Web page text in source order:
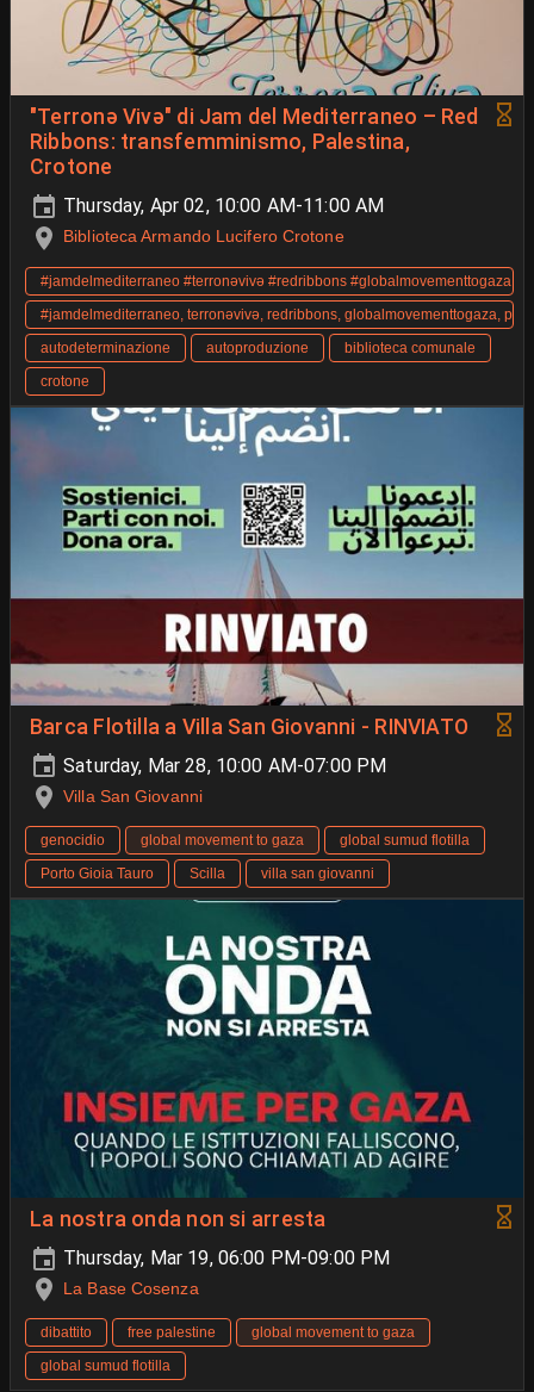
"Terronə Vivə" di Jam del Mediterraneo – Red
Ribbons: transfemminismo, Palestina,
Crotone
Thursday, Apr 02, 10:00 AM-11:00 AM
Biblioteca Armando Lucifero Crotone
#jamdelmediterraneo #terronəvivə #redribbons #globalmovementtogaza
#jamdelmediterraneo, terronəvivə, redribbons, globalmovementtogaza,
autodeterminazione
autoproduzione
biblioteca comunale
crotone
Barca Flotilla a Villa San Giovanni - RINVIATO
Saturday, Mar 28, 10:00 AM-07:00 PM
Villa San Giovanni
genocidio global movement to gaza
global sumud flotilla
Porto Gioia Tauro
Scilla villa san giovanni
La nostra onda non si arresta
Thursday, Mar 19, 06:00 PM-09:00 PM
La Base Cosenza
dibattito free palestine
global movement to gaza
global sumud flotilla